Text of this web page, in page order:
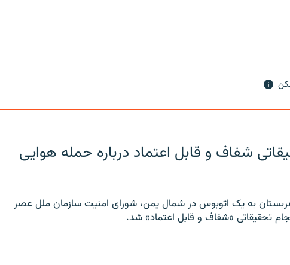
شفاف و قابل اعتماد درباره حمله هوایی
به یک اتوبوس در شمال یمن، شورای امنیت سازمان ملل عصر
تحقیقاتی «شفاف و قابل اعتماد» شد.